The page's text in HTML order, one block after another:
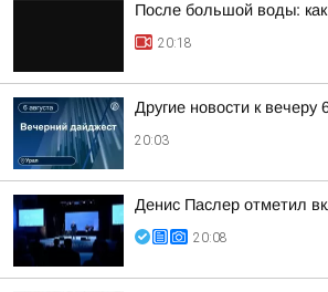
После большой воды:
20:18
Другие новости к вечеру
20:03
Денис Паслер отметил
20:08